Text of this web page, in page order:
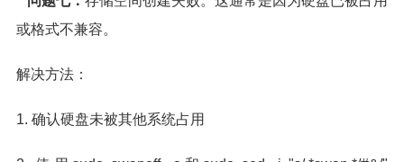
或格式不兼容。
解决方法：
1. 确认硬盘未被其他系统占用